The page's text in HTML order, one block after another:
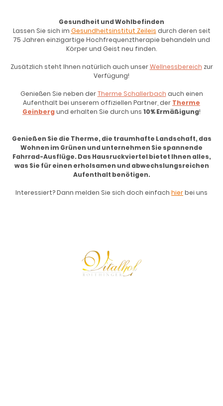
Gesundheit und Wohlbefinden
Lassen Sie sich im Gesundheitsinstitut Zeileis durch deren seit
75 Jahren einzigartige Hochfrequenztherapie behandeln und
Körper und Geist neu finden.
Zusätzlich steht Ihnen natürlich auch unserWellnessbereich zur
Verfügung!
Genießen Sie neben derTherme Schallerbach auch einen
Aufenthalt bei unserem offiziellen Partner, der Therme
Geinberg und erhalten Sie durch uns 10% Ermäßigung!
Genießen Sie die Therme, die traumhafte Landschaft, das
Wohnen im Grünen und unternehmen Sie spannende
Fahrrad-Ausflüge. Das Hausruckviertel bietet Ihnen alles,
was Sie für einen erholsamen und abwechslungsreichen
Aufenthalt benötigen.
Interessiert? Dann melden Sie sich doch einfach hierbei uns